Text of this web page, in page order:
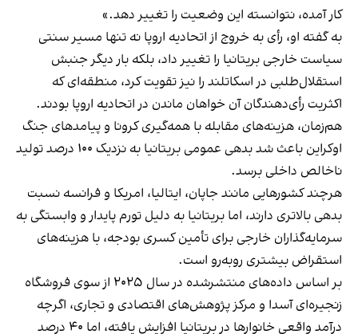
کار آمده، نتوانسته این وضعیت را تغییر دهد.»
به گفته او، رأی به خروج از اتحادیه اروپا نه تنها مسیر سنتی
سیاست خارجی بریتانیا را تغییر داد، بلکه بار دیگر جنبش
استقلال‌طلبی در اسکاتلند را نیز تقویت کرد، منطقه‌ای که
اکثریت رأی‌دهندگان آن خواهان ماندن در اتحادیه اروپا بودند.
هم‌زمان، هزینه‌های مقابله با همه‌گیری کرونا و پیامدهای جنگ
اوکراین باعث شد بدهی عمومی بریتانیا به نزدیک ۱۰۰ درصد تولید
ناخالص داخلی برسد.
هرچند کشورهایی مانند جاپان، ایتالیا، امریکا و فرانسه نسبت
بدهی بالاتری دارند، اما بریتانیا به دلیل تورم پایدار و وابستگی به
سرمایه‌گذاران خارجی برای تأمین کسری بودجه، با هزینه‌های
استقراض بیشتری روبه‌رو است.
بر اساس داده‌های منتشرشده در سال ۲۰۲۵ از سوی فروشگاه
زنجیره‌ای آسدا و مرکز پژوهش‌های اقتصادی و تجاری، اگرچه
درآمد واقعی خانوارها در بریتانیا افزایش یافته، اما ۴۰ درصد